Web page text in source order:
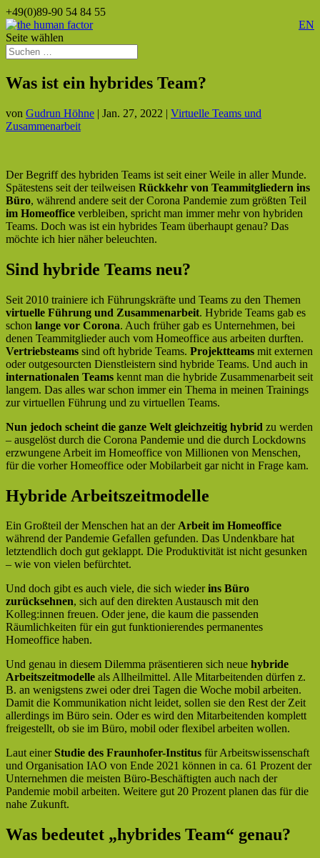
+49(0)89-90 54 84 55
EN
Seite wählen
Was ist ein hybrides Team?
von Gudrun Höhne | Jan. 27, 2022 | Virtuelle Teams und
Zusammenarbeit
Der Begriff des hybriden Teams ist seit einer Weile in aller Munde.
Spätestens seit der teilweisen Rückkehr von Teammitgliedern ins
Büro, während andere seit der Corona Pandemie zum größten Teil
im Homeoffice verbleiben, spricht man immer mehr von hybriden
Teams. Doch was ist ein hybrides Team überhaupt genau? Das
möchte ich hier näher beleuchten.
Sind hybride Teams neu?
Seit 2010 trainiere ich Führungskräfte und Teams zu den Themen
virtuelle Führung und Zusammenarbeit. Hybride Teams gab es
schon lange vor Corona. Auch früher gab es Unternehmen, bei
denen Teammitglieder auch vom Homeoffice aus arbeiten durften.
Vertriebsteams sind oft hybride Teams. Projektteams mit externen
oder outgesourcten Dienstleistern sind hybride Teams. Und auch in
internationalen Teams kennt man die hybride Zusammenarbeit seit
langem. Das alles war schon immer ein Thema in meinen Trainings
zur virtuellen Führung und zu virtuellen Teams.
Nun jedoch scheint die ganze Welt gleichzeitig hybrid zu werden
– ausgelöst durch die Corona Pandemie und die durch Lockdowns
erzwungene Arbeit im Homeoffice von Millionen von Menschen,
für die vorher Homeoffice oder Mobilarbeit gar nicht in Frage kam.
Hybride Arbeitszeitmodelle
Ein Großteil der Menschen hat an derArbeit im Homeoffice
während der Pandemie Gefallen gefunden. Das Undenkbare hat
letztendlich doch gut geklappt. Die Produktivität ist nicht gesunken
– wie von vielen befürchtet.
Und doch gibt es auch viele, die sich wiederins Büro
zurücksehnen, sich auf den direkten Austausch mit den
Kolleg:innen freuen. Oder jene, die kaum die passenden
Räumlichkeiten für ein gut funktionierendes permanentes
Homeoffice haben.
Und genau in diesem Dilemma präsentieren sich neue hybride
Arbeitszeitmodelle als Allheilmittel. Alle Mitarbeitenden dürfen z.
B. an wenigstens zwei oder drei Tagen die Woche mobil arbeiten.
Damit die Kommunikation nicht leidet, sollen sie den Rest der Zeit
allerdings im Büro sein. Oder es wird den Mitarbeitenden komplett
freigestellt, ob sie im Büro, mobil oder flexibel arbeiten wollen.
Laut einerStudie des Fraunhofer-Institus für Arbeitswissenschaft
und Organisation IAO von Ende 2021 können in ca. 61 Prozent der
Unternehmen die meisten Büro-Beschäftigten auch nach der
Pandemie mobil arbeiten. Weitere gut 20 Prozent planen das für die
nahe Zukunft.
Was bedeutet „hybrides Team“ genau?